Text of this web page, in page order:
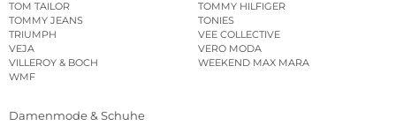
TOM TAILOR
TOMMY HILFIGER
TOMMY JEANS
TONIES
TRIUMPH
VEE COLLECTIVE
VEJA
VERO MODA
VILLEROY & BOCH
WEEKEND MAX MARA
WMF
Damenmode & Schuhe